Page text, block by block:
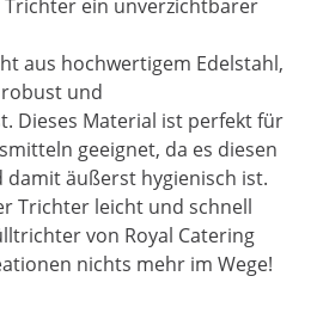
ein unverzichtbarer
aus hochwertigem Edelstahl,
und
Dieses Material ist perfekt für
geeignet, da es diesen
äußerst hygienisch ist.
Trichter leicht und schnell
von Royal Catering
nichts mehr im Wege!